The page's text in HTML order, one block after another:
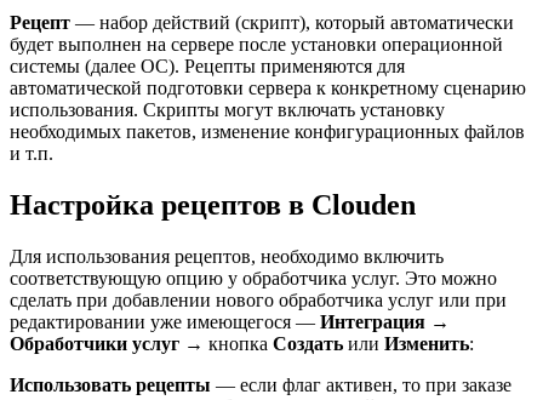
Рецепт — набор действий (скрипт), который автоматически
будет выполнен на сервере после установки операционной
системы (далее ОС). Рецепты применяются для
автоматической подготовки сервера к конкретному сценарию
использования. Скрипты могут включать установку
необходимых пакетов, изменение конфигурационных файлов
и т.п.
Настройка рецептов в Clouden
Для использования рецептов, необходимо включить
соответствующую опцию у обработчика услуг. Это можно
сделать при добавлении нового обработчика услуг или при
редактировании уже имеющегося — Интеграция →
Обработчики услуг → кнопка Создать или Изменить:
Использовать рецепты — если флаг активен, то при заказе